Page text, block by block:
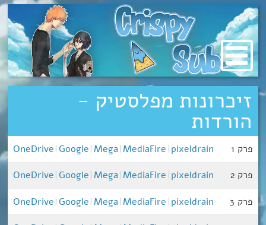
מעבר
לתוכן
זיכרונות מפלסטיק -
הורדות
פרק 1 OneDrive| Google|Mega |MediaFire |pixeldrain
פרק 2 OneDrive| Google|Mega |MediaFire |pixeldrain
פרק 3 OneDrive| Google|Mega |MediaFire |pixeldrain